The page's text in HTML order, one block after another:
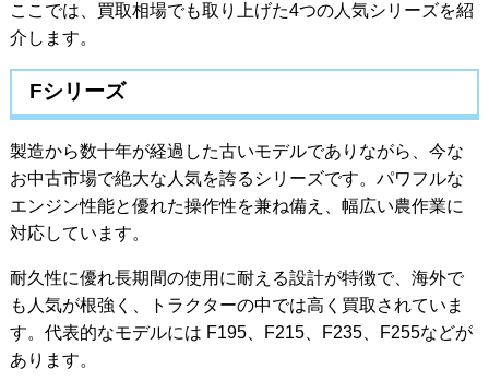
ここでは、買取相場でも取り上げた4つの人気シリーズを紹
介します。
Fシリーズ
製造から数十年が経過した古いモデルでありながら、今な
お中古市場で絶大な人気を誇るシリーズです。パワフルな
エンジン性能と優れた操作性を兼ね備え、幅広い農作業に
対応しています。
耐久性に優れ長期間の使用に耐える設計が特徴で、海外で
も人気が根強く、トラクターの中では高く買取されていま
す。代表的なモデルには F195、F215、F235、F255などが
あります。